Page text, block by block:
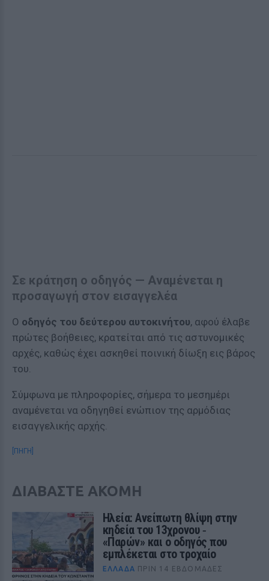
Σε κράτηση ο οδηγός — Αναμένεται η
προσαγωγή στον εισαγγελέα
Ο οδηγός του δεύτερου αυτοκινήτου, αφού έλαβε
πρώτες βοήθειες, κρατείται από τις αστυνομικές
αρχές, καθώς έχει ασκηθεί ποινική δίωξη εις βάρος
του.
Σύμφωνα με πληροφορίες, σήμερα το μεσημέρι
αναμένεται να οδηγηθεί ενώπιον της αρμόδιας
εισαγγελικής αρχής.
[ΠΗΓΗ]
ΔΙΑΒΑΣΤΕ ΑΚΟΜΗ
Ηλεία: Ανείπωτη θλίψη στην
κηδεία του 13χρονου ‑
«Παρών» και ο οδηγός που
εμπλέκεται στο τροχαίο
ΕΛΛΆΔΑ ΠΡΙΝ 14 ΕΒΔΟΜΆΔΕΣ